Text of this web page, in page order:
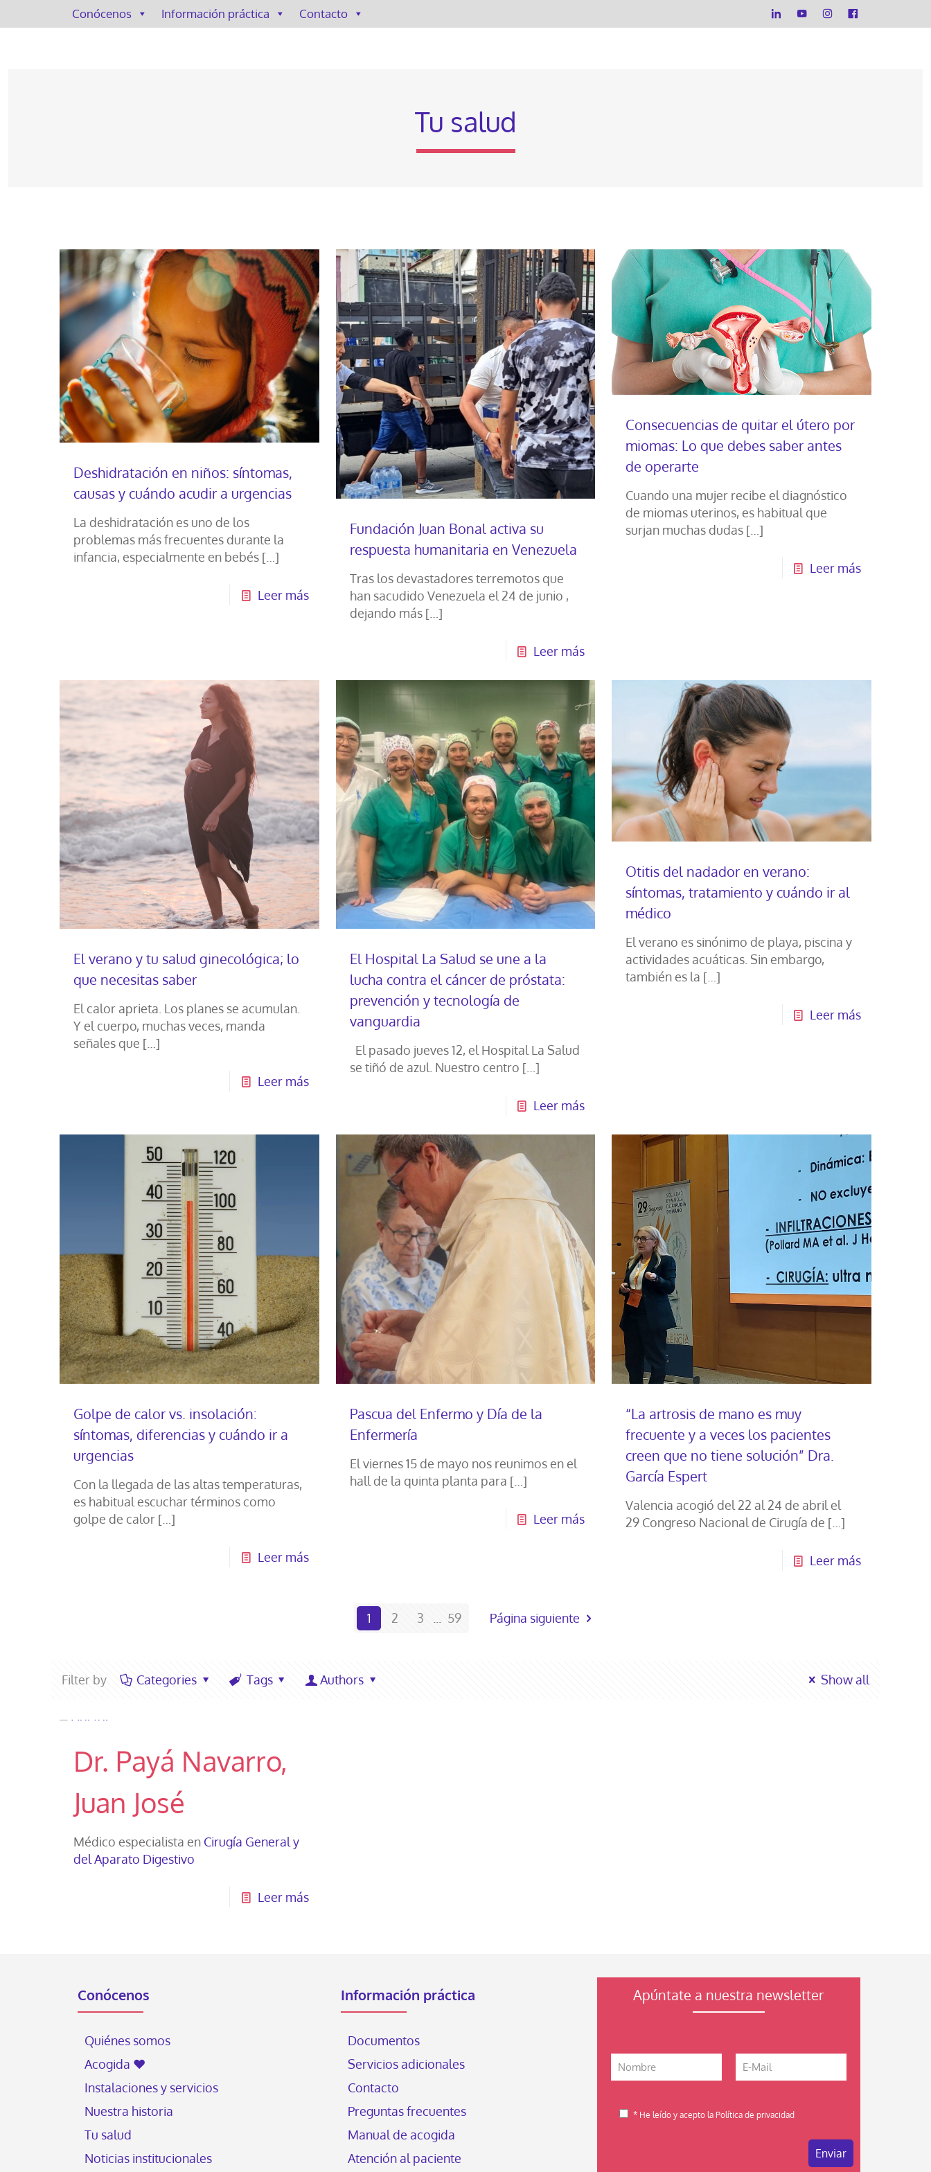
Conócenos Información práctica Contacto
Tu salud
Deshidratación en niños: síntomas,
causas y cuándo acudir a urgencias
La deshidratación es uno de los
problemas más frecuentes durante la
infancia, especialmente en bebés[…]
Leer más
Fundación Juan Bonal activa su
respuesta humanitaria en Venezuela
Tras los devastadores terremotos que
han sacudido Venezuela el 24 de junio ,
dejando más[…]
Leer más
Consecuencias de quitar el útero por
miomas: Lo que debes saber antes
de operarte
Cuando una mujer recibe el diagnóstico
de miomas uterinos, es habitual que
surjan muchas dudas […]
Leer más
El verano y tu salud ginecológica; lo
que necesitas saber
El calor aprieta. Los planes se acumulan.
Y el cuerpo, muchas veces, manda
señales que […]
Leer más
El Hospital La Salud se une a la
lucha contra el cáncer de próstata:
prevención y tecnología de
vanguardia
El pasado jueves 12, el Hospital La Salud
se tiñó de azul. Nuestro centro […]
Leer más
Otitis del nadador en verano:
síntomas, tratamiento y cuándo ir al
médico
El verano es sinónimo de playa, piscina y
actividades acuáticas. Sin embargo,
también es la […]
Leer más
Golpe de calor vs. insolación:
síntomas, diferencias y cuándo ir a
urgencias
Con la llegada de las altas temperaturas,
es habitual escuchar términos como
golpe de calor[…]
Leer más
Pascua del Enfermo y Día de la
Enfermería
El viernes 15 de mayo nos reunimos en el
hall de la quinta planta para […]
Leer más
“La artrosis de mano es muy
frecuente y a veces los pacientes
creen que no tiene solución” Dra.
García Espert
Valencia acogió del 22 al 24 de abril el
29 Congreso Nacional de Cirugía de […]
Leer más
1 2 3 59 Página siguiente
Filter by Categories Tags Authors Show all
Dr. Payá Navarro,
Juan José
Médico especialista enCirugía General y
del Aparato Digestivo
Leer más
Conócenos
Quiénes somos
Acogida ♥
Instalaciones y servicios
Nuestra historia
Tu salud
Noticias institucionales
Información práctica
Documentos
Servicios adicionales
Contacto
Preguntas frecuentes
Manual de acogida
Atención al paciente
Apúntate a nuestra newsletter
* He leído y acepto la Política de privacidad